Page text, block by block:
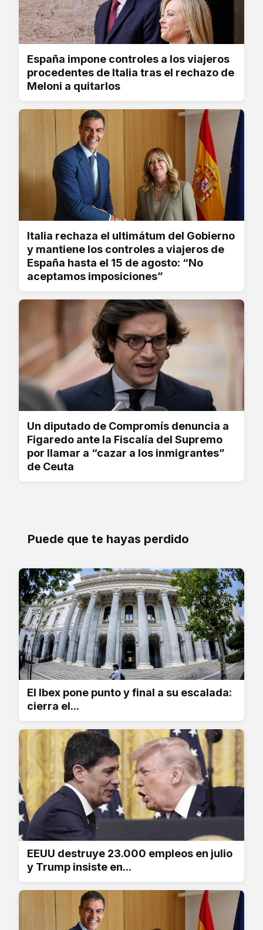
España impone controles a los viajeros
procedentes de Italia tras el rechazo de
Meloni a quitarlos
Italia rechaza el ultimátum del Gobierno
y mantiene los controles a viajeros de
España hasta el 15 de agosto: “No
aceptamos imposiciones”
Un diputado de Compromís denuncia a
Figaredo ante la Fiscalía del Supremo
por llamar a “cazar a los inmigrantes”
de Ceuta
Puede que te hayas perdido
El Ibex pone punto y final a su escalada:
cierra el...
EEUU destruye 23.000 empleos en julio
y Trump insiste en...